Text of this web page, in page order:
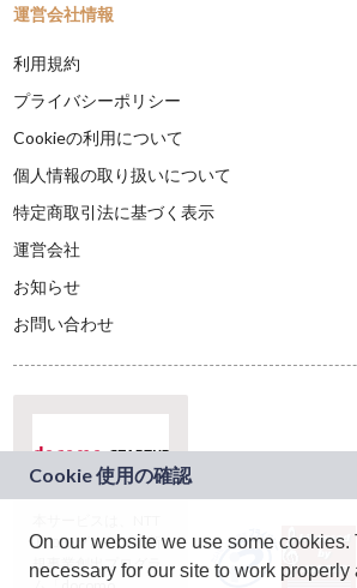
運営会社情報
利用規約
プライバシーポリシー
Cookieの利用について
個人情報の取り扱いについて
特定商取引法に基づく表示
運営会社
お知らせ
お問い合わせ
ドコモグループの新
規事業創出プログラ
On our website we use some cookies.
necessary for our site to work properly